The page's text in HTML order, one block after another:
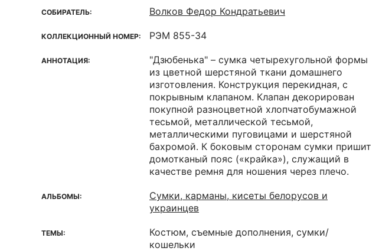
СОБИРАТЕЛЬ: Волков Федор Кондратьевич
КОЛЛЕКЦИОННЫЙ НОМЕР: РЭМ 855-34
АННОТАЦИЯ:
"Дзюбенька" – сумка четырехугольной формы
из цветной шерстяной ткани домашнего
изготовления. Конструкция перекидная, с
покрывным клапаном. Клапан декорирован
покупной разноцветной хлопчатобумажной
тесьмой, металлической тесьмой,
металлическими пуговицами и шерстяной
бахромой. К боковым сторонам сумки пришит
домотканый пояс («крайка»), служащий в
качестве ремня для ношения через плечо.
АЛЬБОМЫ:
Сумки, карманы, кисеты белорусов и
украинцев
ТЕМЫ:
Костюм, съемные дополнения, сумки/
кошельки